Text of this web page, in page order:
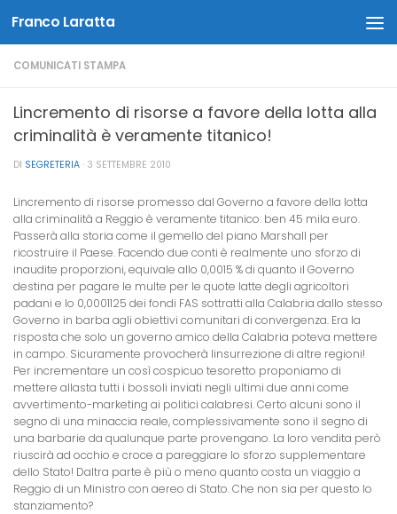
Salta al contenuto
Franco Laratta
COMUNICATI STAMPA
Lincremento di risorse a favore della lotta alla
criminalità è veramente titanico!
DI SEGRETERIA · 3 SETTEMBRE 2010
Lincremento di risorse promesso dal Governo a favore della lotta
alla criminalità a Reggio è veramente titanico: ben 45 mila euro.
Passerà alla storia come il gemello del piano Marshall per
ricostruire il Paese. Facendo due conti è realmente uno sforzo di
inaudite proporzioni, equivale allo 0,0015 % di quanto il Governo
destina per pagare le multe per le quote latte degli agricoltori
padani e lo 0,0001125 dei fondi FAS sottratti alla Calabria dallo stesso
Governo in barba agli obiettivi comunitari di convergenza. Era la
risposta che solo un governo amico della Calabria poteva mettere
in campo. Sicuramente provocherà linsurrezione di altre regioni!
Per incrementare un così cospicuo tesoretto proponiamo di
mettere allasta tutti i bossoli inviati negli ultimi due anni come
avvertimento-marketing ai politici calabresi. Certo alcuni sono il
segno di una minaccia reale, complessivamente sono il segno di
una barbarie da qualunque parte provengano. La loro vendita però
riuscirà ad occhio e croce a pareggiare lo sforzo supplementare
dello Stato! Daltra parte è più o meno quanto costa un viaggio a
Reggio di un Ministro con aereo di Stato. Che non sia per questo lo
stanziamento?